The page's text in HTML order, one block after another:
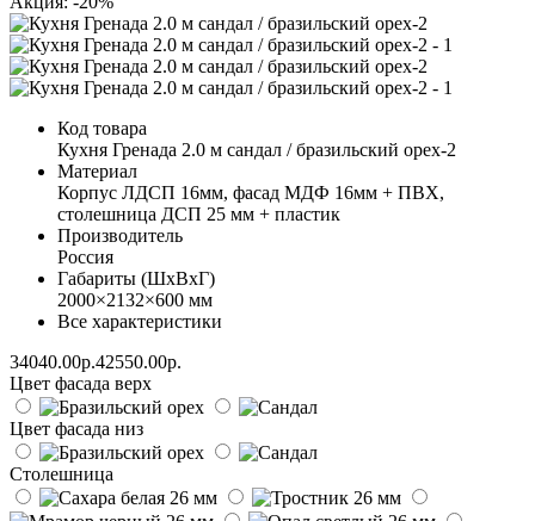
Код товара
Кухня Гренада 2.0 м сандал / бразильский орех-2
Материал
Корпус ЛДСП 16мм, фасад МДФ 16мм + ПВХ,
столешница ДСП 25 мм + пластик
Производитель
Россия
Габариты (ШхВхГ)
2000×2132×600 мм
Все характеристики
34040.00р.42550.00р.
Цвет фасада верх
Цвет фасада низ
Столешница